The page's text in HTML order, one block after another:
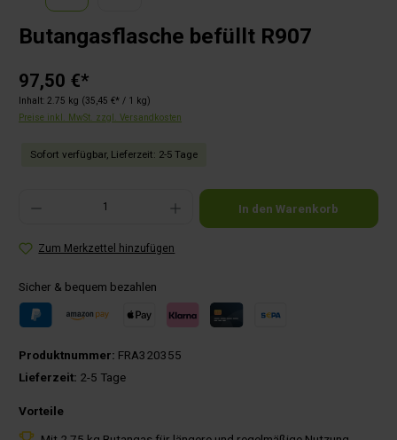
Butangasflasche befüllt R907
97,50 €*
Inhalt: 2.75 kg (35,45 €* / 1 kg)
Preise inkl. MwSt. zzgl. Versandkosten
Sofort verfügbar, Lieferzeit: 2-5 Tage
Produkt Anzahl: Gib den gewünschten Wert ein oder benutze die Schaltflächen um die
In den Warenkorb
Zum Merkzettel hinzufügen
Sicher & bequem bezahlen
Produktnummer: FRA320355
Lieferzeit: 2-5 Tage
Vorteile